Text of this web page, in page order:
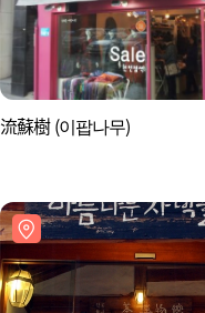
流蘇樹 (이팝나무)